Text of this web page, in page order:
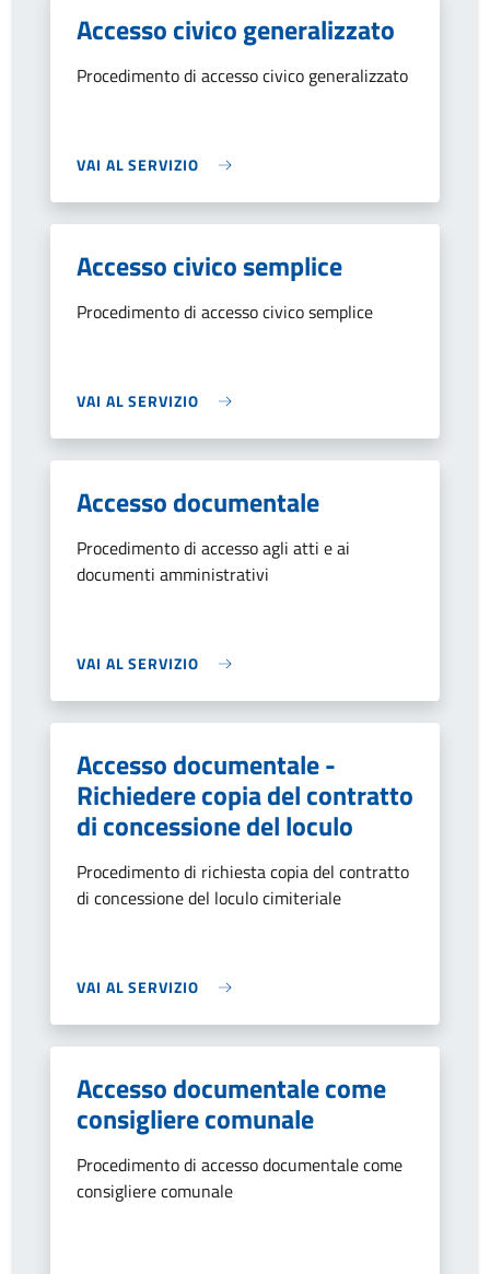
Accesso civico generalizzato
Procedimento di accesso civico generalizzato
VAI AL SERVIZIO
Accesso civico semplice
Procedimento di accesso civico semplice
VAI AL SERVIZIO
Accesso documentale
Procedimento di accesso agli atti e ai
documenti amministrativi
VAI AL SERVIZIO
Accesso documentale -
Richiedere copia del contratto
di concessione del loculo
Procedimento di richiesta copia del contratto
di concessione del loculo cimiteriale
VAI AL SERVIZIO
Accesso documentale come
consigliere comunale
Procedimento di accesso documentale come
consigliere comunale